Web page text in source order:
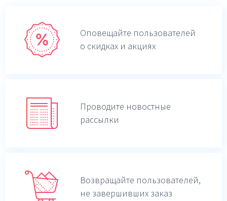
Оповещайте пользователей
о скидках и акциях
Проводите новостные
рассылки
Возвращайте пользователей,
не завершивших заказ